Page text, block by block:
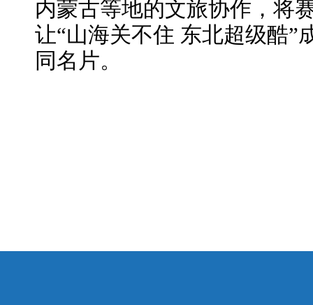
内蒙古等地的文旅协作，将
让“山海关不住 东北超级酷”
同名片。